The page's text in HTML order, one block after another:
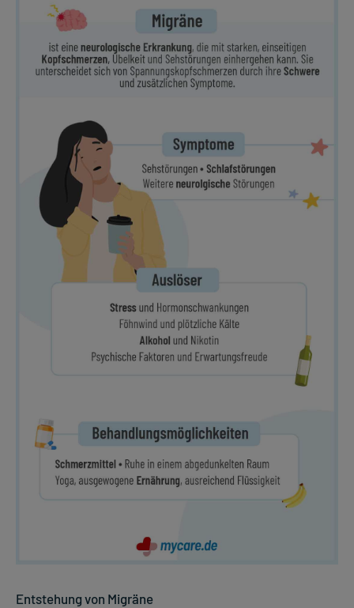
Entstehung von Migräne